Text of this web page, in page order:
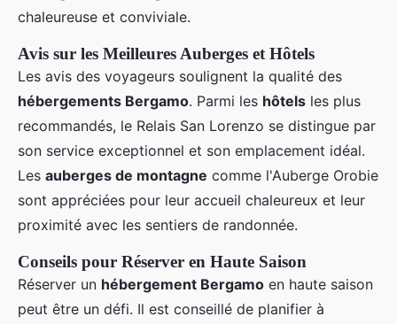
chaleureuse et conviviale.
Avis sur les Meilleures Auberges et Hôtels
Les avis des voyageurs soulignent la qualité des
hébergements Bergamo. Parmi les hôtels les plus
recommandés, le Relais San Lorenzo se distingue par
son service exceptionnel et son emplacement idéal.
Les auberges de montagne comme l'Auberge Orobie
sont appréciées pour leur accueil chaleureux et leur
proximité avec les sentiers de randonnée.
Conseils pour Réserver en Haute Saison
Réserver un hébergement Bergamo en haute saison
peut être un défi. Il est conseillé de planifier à